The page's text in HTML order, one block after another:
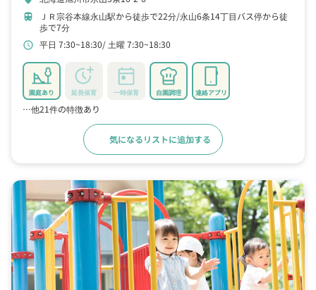
train ＪＲ宗谷本線永山駅から徒歩で22分 永山6条14丁目バス停から徒
歩で7分
schedule 平日 7:30~18:30 土曜 7:30~18:30
園庭あり 延長保育 一時保育 自園調理 連絡アプリ
…他21件の特徴あり
気になるリストに追加する